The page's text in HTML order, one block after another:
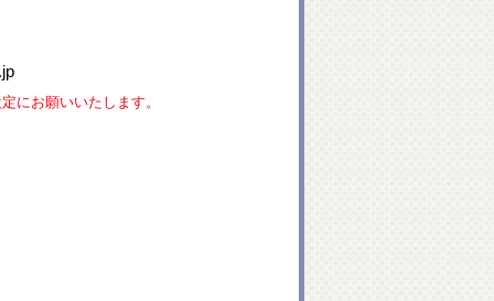
にお願いいたします。